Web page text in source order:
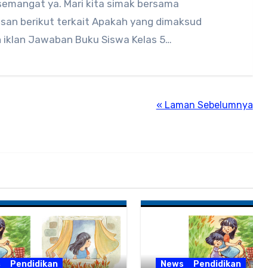
ya. Mari kita simak bersama
berikut terkait Apakah yang dimaksud
iklan Jawaban Buku Siswa Kelas 5…
« Laman Sebelumnya
Pendidikan News Pendidikan